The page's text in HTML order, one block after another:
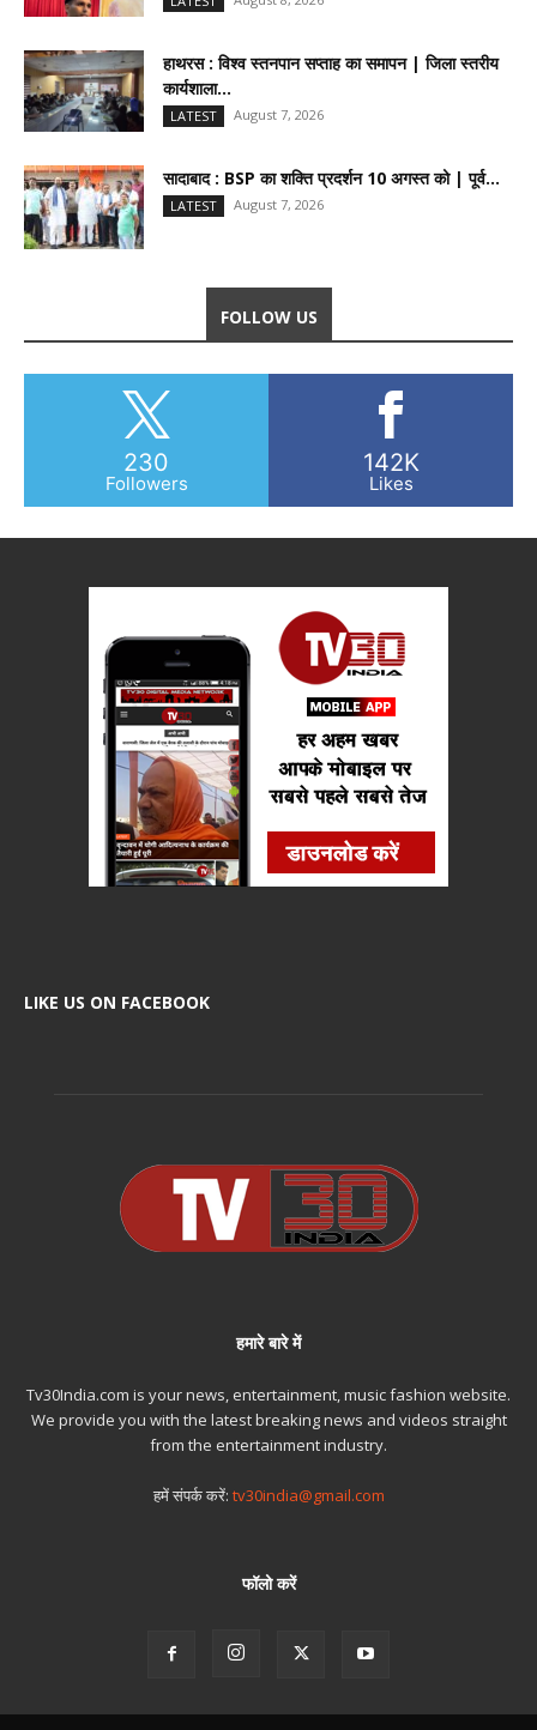
हाथरस : विश्व स्तनपान सप्ताह का समापन | जिला स्तरीय
कार्यशाला...
LATEST August 7, 2026
सादाबाद : BSP का शक्ति प्रदर्शन 10 अगस्त को | पूर्व...
LATEST August 7, 2026
FOLLOW US
230
Followers
142K
Likes
LIKE US ON FACEBOOK
हमारे बारे में
Tv30India.com is your news, entertainment, music fashion website.
We provide you with the latest breaking news and videos straight
from the entertainment industry.
हमें संपर्क करें: tv30india@gmail.com
फॉलो करें